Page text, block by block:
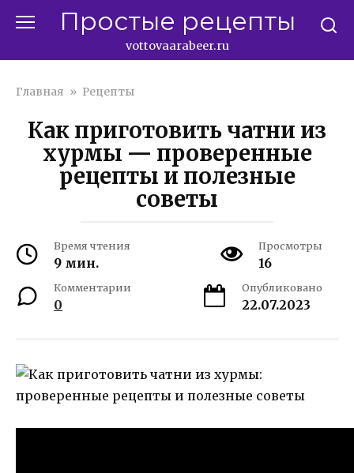
Простые рецепты
vottovaarabeer.ru
Главная » Рецепты
Как приготовить чатни из
хурмы — проверенные
рецепты и полезные
советы
Время чтения
9 мин.
Просмотры
16
Комментарии
0
Опубликовано
22.07.2023